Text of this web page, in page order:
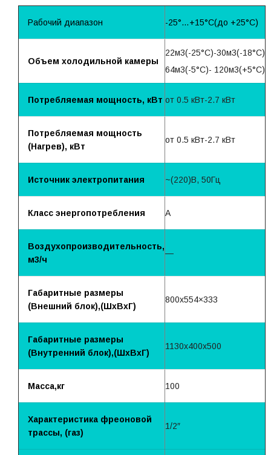
Рабочий диапазон -25°…+15°С(до +25°С)
Объем холодильной камеры
22м3(-25°С)-30м3(-18°С)
64м3(-5°С)- 120м3(+5°С)
Потребляемая мощность, кВт от 0.5 кВт-2.7 кВт
Потребляемая мощность
(Нагрев), кВт
от 0.5 кВт-2.7 кВт
Источник электропитания ~(220)B, 50Гц
Класс энергопотребления A
Воздухопроизводительность,
м3/ч
—
Габаритные размеры
(Внешний блок),(ШхВхГ)
800х554×333
Габаритные размеры
(Внутренний блок),(ШхВхГ)
1130х400х500
Масса,кг 100
Характеристика фреоновой
трассы, (газ)
1/2″